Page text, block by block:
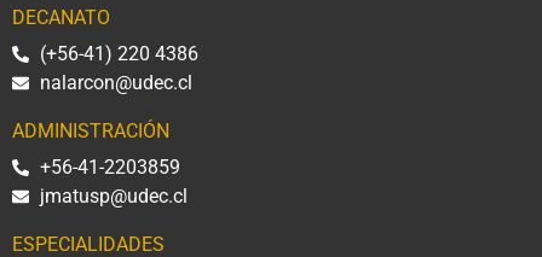
DECANATO
(+56-41) 220 4386
nalarcon@udec.cl
ADMINISTRACIÓN
+56-41-2203859
jmatusp@udec.cl
ESPECIALIDADES